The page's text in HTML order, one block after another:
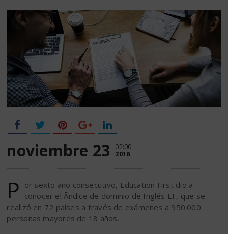
noviembre 23 02:00
2016
P or sexto año consecutivo, Education First dio a
conocer el Ãndice de dominio de Inglés EF, que se
realizó en 72 países a través de exámenes a 950.000
personas mayores de 18 años.